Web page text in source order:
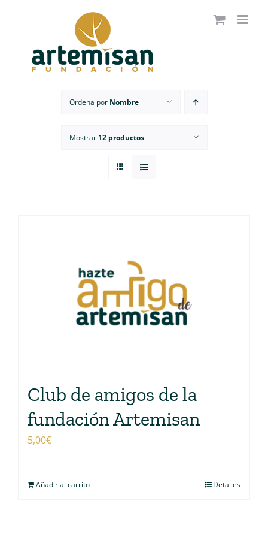
Ordena por Nombre
Mostrar 12 productos
Club de amigos de la
fundación Artemisan
5,00€
Añadir al carrito Detalles